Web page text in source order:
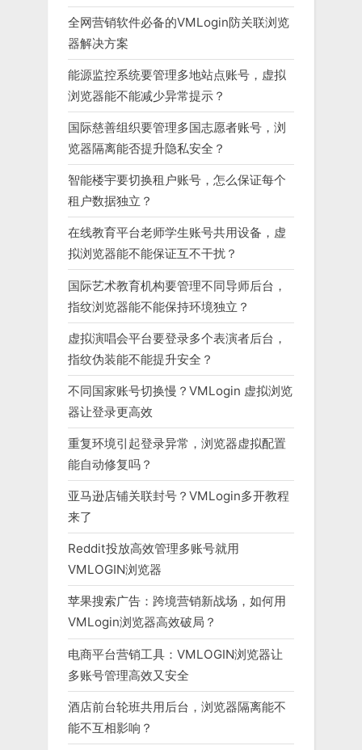
全网营销软件必备的VMLogin防关联浏览
器解决方案
能源监控系统要管理多地站点账号，虚拟
浏览器能不能减少异常提示？
国际慈善组织要管理多国志愿者账号，浏
览器隔离能否提升隐私安全？
智能楼宇要切换租户账号，怎么保证每个
租户数据独立？
在线教育平台老师学生账号共用设备，虚
拟浏览器能不能保证互不干扰？
国际艺术教育机构要管理不同导师后台，
指纹浏览器能不能保持环境独立？
虚拟演唱会平台要登录多个表演者后台，
指纹伪装能不能提升安全？
不同国家账号切换慢？VMLogin 虚拟浏览
器让登录更高效
重复环境引起登录异常，浏览器虚拟配置
能自动修复吗？
亚马逊店铺关联封号？VMLogin多开教程
来了
Reddit投放高效管理多账号就用
VMLOGIN浏览器
苹果搜索广告：跨境营销新战场，如何用
VMLogin浏览器高效破局？
电商平台营销工具：VMLOGIN浏览器让
多账号管理高效又安全
酒店前台轮班共用后台，浏览器隔离能不
能不互相影响？